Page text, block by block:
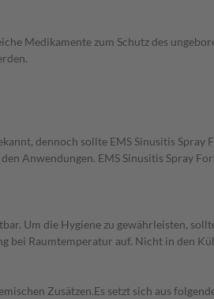
Medikamente zum Schutz des
dennoch sollte EMS Sinusitis
Anwendungen. EMS Sinusitis Spray
Um die Hygiene zu gewährleisten,
bei Raumtemperatur auf. Nicht in den
Zusätzen.Es setzt sich aus